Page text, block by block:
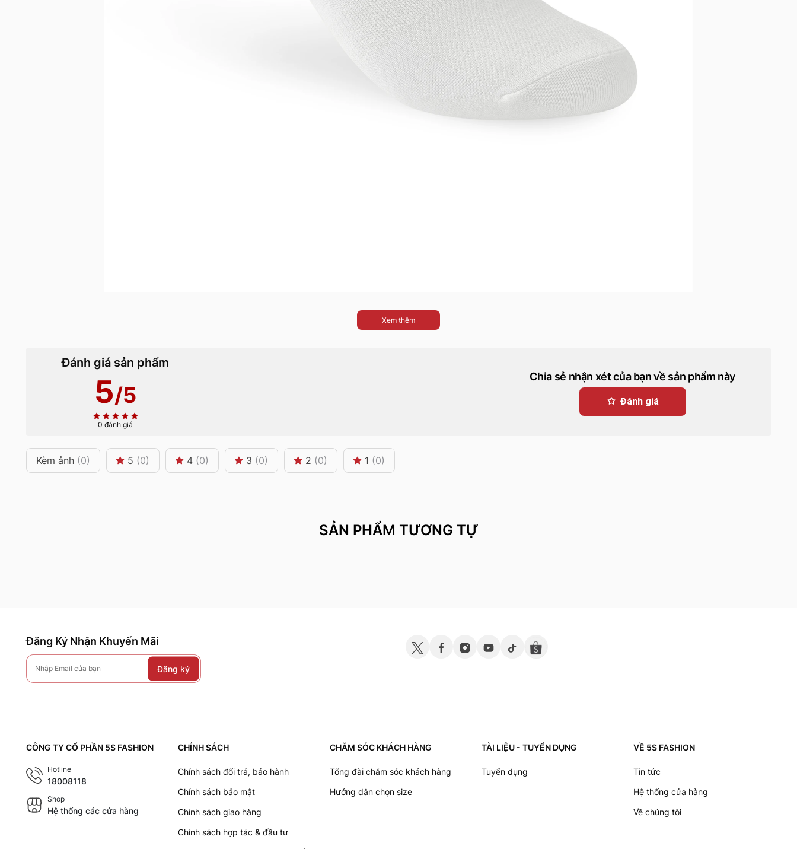
Xem thêm
Đánh giá sản phẩm
5/5
0 đánh giá
Chia sẻ nhận xét của bạn về sản phẩm này
Đánh giá
Kèm ảnh (0) 5 (0) 4 (0) 3 (0) 2 (0) 1 (0)
SẢN PHẨM TƯƠNG TỰ
Đăng Ký Nhận Khuyến Mãi
Đăng ký
CÔNG TY CỔ PHẦN 5S FASHION
Hotline
18008118
Shop
Hệ thống các cửa hàng
CHÍNH SÁCH
Chính sách đổi trả, bảo hành
Chính sách bảo mật
Chính sách giao hàng
Chính sách hợp tác & đầu tư
CHĂM SÓC KHÁCH HÀNG
Tổng đài chăm sóc khách hàng
Hướng dẫn chọn size
TÀI LIỆU - TUYỂN DỤNG
Tuyển dụng
VỀ 5S FASHION
Tin tức
Hệ thống cửa hàng
Về chúng tôi